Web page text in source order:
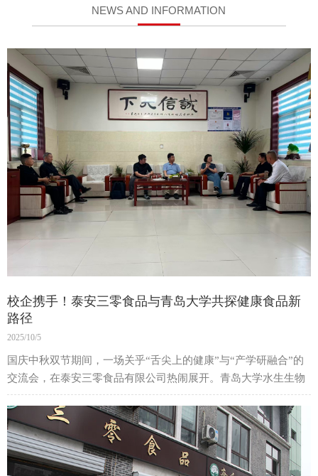
NEWS AND INFORMATION
校企携手！泰安三零食品与青岛大学共探健康食品新
路径
2025/10/5
国庆中秋双节期间，一场关乎“舌尖上的健康”与“产学研融合”的
交流会，在泰安三零食品有限公司热闹展开。青岛大学水生生物
技术研究院执行院长沙珍霞博士、自然资源部海洋减灾中心总工
程师石晓勇教授一行专程到访，与三零食品刘涛总经理齐聚一
堂，为东平健康食品产业发展按下“加速键”。
一次“双向奔赴”：高校科研撞上企业实践